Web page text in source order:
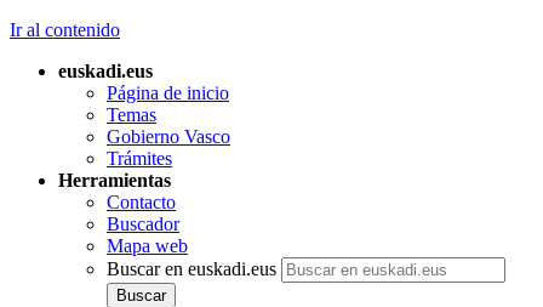
Ir al contenido
euskadi.eus
Página de inicio
Temas
Gobierno Vasco
Trámites
Herramientas
Contacto
Buscador
Mapa web
Buscar en euskadi.eus